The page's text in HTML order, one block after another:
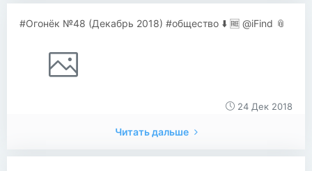
#Огонёк №48 (Декабрь 2018) #общество ⬇️ 🆓 @iFind 📎
24 Дек 2018
Читать дальше